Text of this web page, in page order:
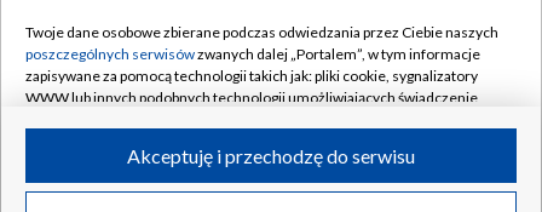
Rada Programowa
System NOS
Informacje o nadawcy
Program dla prasy
Kontakt
Kanały
©2026 Telewizja Polska S.A. w likwidacji
Twoje dane osobowe zbierane podczas odwiedzania przez Ciebie naszych
poszczególnych serwisówzwanych dalej „Portalem”, w tym informacje
zapisywane za pomocą technologii takich jak: pliki cookie, sygnalizatory
WWW lub innych podobnych technologii umożliwiających świadczenie
ruchu w Internecie.Akceptuję i przechodzę do serwisu